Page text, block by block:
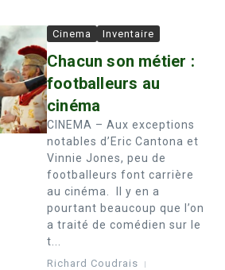
Cinema Inventaire
Chacun son métier :
footballeurs au
cinéma
CINEMA – Aux exceptions
notables d’Eric Cantona et
Vinnie Jones, peu de
footballeurs font carrière
au cinéma. Il y en a
pourtant beaucoup que l’on
a traité de comédien sur le
t...
Richard Coudrais